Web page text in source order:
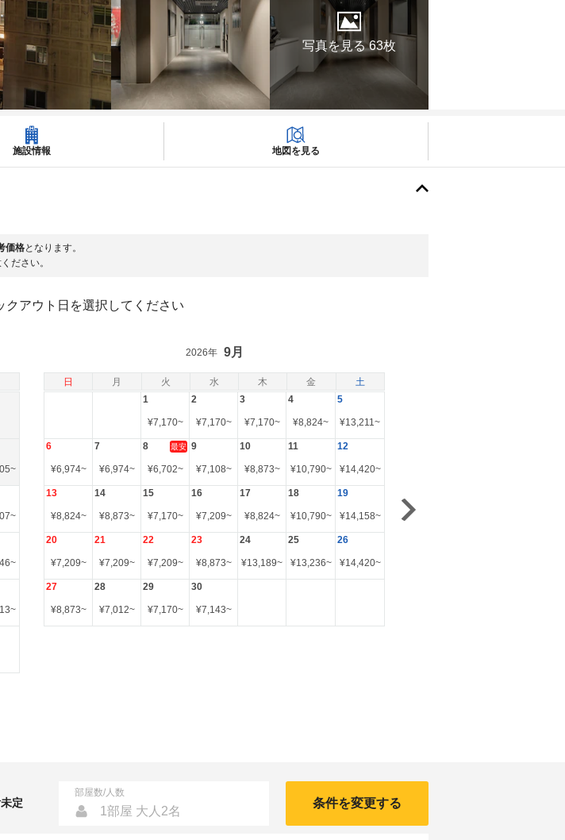
写真を見る 63枚
施設情報 地図を見る
価格となります。
ださい。
クアウト日を選択してください
日 月 火 水 木 金 土
~
~
~
~
2026年 9月
1
¥7,170~
2
¥7,170~
3
¥7,170~
4
¥8,824~
5
¥13,211~
6
¥6,974~
7
¥6,974~
8 最安
¥6,702~
9
¥7,108~
10
¥8,873~
11
¥10,790~
12
¥14,420~
13
¥8,824~
14
¥8,873~
15
¥7,170~
16
¥7,209~
17
¥8,824~
18
¥10,790~
19
¥14,158~
20
¥7,209~
21
¥7,209~
22
¥7,209~
23
¥8,873~
24
¥13,189~
25
¥13,236~
26
¥14,420~
27
¥8,873~
28
¥7,012~
29
¥7,170~
30
¥7,143~
定
部屋数/人数
1部屋 大人2名
条件を変更する